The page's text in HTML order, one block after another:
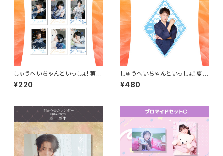
しゅうへいちゃんといっしょ！第９
夜チェキ風ランダムブロマイド
（全６種）
¥220
しゅうへいちゃんといっしょ！夏季
限定ステッカー（和泉宗兵作務
衣ver）
¥480